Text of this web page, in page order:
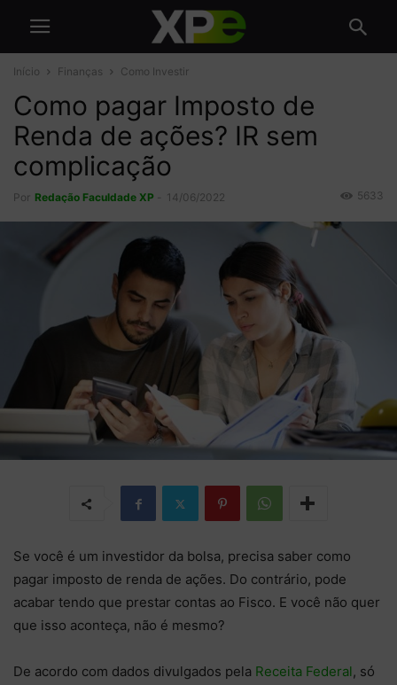
Início Finanças Como Investir
Como pagar Imposto de
Renda de ações? IR sem
complicação
Por Redação Faculdade XP 14/06/2022 5633
Se você é um investidor da bolsa, precisa saber como
pagar imposto de renda de ações. Do contrário, pode
acabar tendo que prestar contas ao Fisco. E você não quer
que isso aconteça, não é mesmo?
De acordo com dados divulgados pela Receita Federal, só